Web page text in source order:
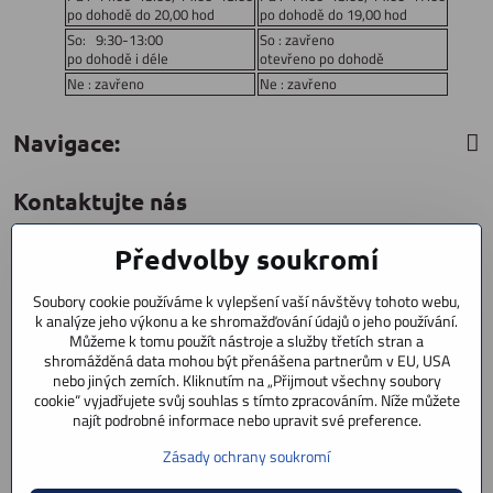
po dohodě do 20,00 hod
po dohodě do 19,00 hod
So: 9:30-13:00
po dohodě i déle
So : zavřeno
otevřeno po dohodě
Ne : zavřeno
Ne : zavřeno
Navigace:
Kontaktujte nás
CYCLESTAR s​.r​.o​.
Praha 5 Radotín
153 00
+420 602 856 404
+420 723 603 807
servis
info​@cyclestar​.cz
Předvolby soukromí
Soubory cookie používáme k vylepšení vaší návštěvy tohoto webu,
k analýze jeho výkonu a ke shromažďování údajů o jeho používání.
Můžeme k tomu použít nástroje a služby třetích stran a
shromážděná data mohou být přenášena partnerům v EU, USA
nebo jiných zemích. Kliknutím na „Přijmout všechny soubory
cookie“ vyjadřujete svůj souhlas s tímto zpracováním. Níže můžete
najít podrobné informace nebo upravit své preference.
Zásady ochrany soukromí